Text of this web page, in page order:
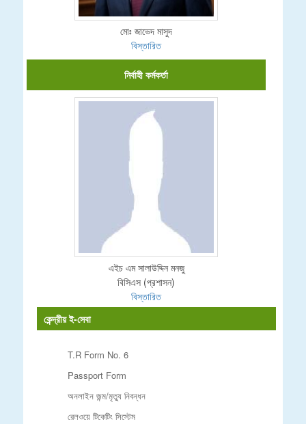
মোঃ জাভেদ মাসুদ
বিস্তারিত
নির্বাহী কর্মকর্তা
এইচ এম সালাউদ্দিন মনজু
বিসিএস (প্রশাসন)
বিস্তারিত
কেন্দ্রীয় ই-সেবা
T.R Form No. 6
Passport Form
অনলাইন জন্ম/মৃত্যু নিবন্ধন
রেলওয়ে টিকেটিং সিস্টেম